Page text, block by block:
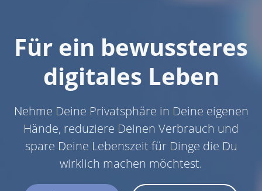
Für ein bewussteres
digitales Leben
Nehme Deine Privatsphäre in Deine eigenen
Hände, reduziere Deinen Verbrauch und
spare Deine Lebenszeit für Dinge die Du
wirklich machen möchtest.